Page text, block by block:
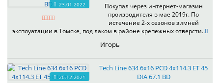
23.01.2022
Покупал через интернет-магазин
производителя в мае 2019г. По
истечение 2-х сезонов зимней
эксплуатации в Томске, под лаком в районе крепежных отверсти..
Игорь
20.12.2021
Tech Line 634 6x16 PCD 4x114.3 ET 45
DIA 67.1 BD